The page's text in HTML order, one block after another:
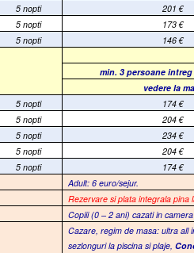
5 nopti 201€
5 nopti 173€
5 nopti 146€
min. 3 persoane
vedere la
5 nopti 174€
5 nopti 204€
5 nopti 234€
5 nopti 204€
5 nopti 174€
Adult: 6 euro/sejur.
Rezervare si plata integrala pina
Copiii (0 – 2 ani) cazati in
Cazare, regim de masa: ultra all
sezlonguri la piscina si plaje,